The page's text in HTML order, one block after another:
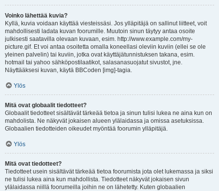
Voinko lähettää kuvia?
Kyllä, kuvia voidaan käyttää viesteissäsi. Jos ylläpitäjä on sallinut liitteet, voit
mahdollisesti ladata kuvan foorumille. Muutoin sinun täytyy antaa osoite
julkisesti saatavilla olevaan kuvaan, esim. http://www.example.com/my-
picture.gif. Et voi antaa osoitetta omalla koneellasi oleviin kuviin (ellei se ole
yleinen palvelin) tai kuviin, jotka ovat käyttäjätunnistuksen takana, esim.
hotmail tai yahoo sähköpostilaatikot, salasanasuojatut sivustot, jne.
Näyttääksesi kuvan, käytä BBCoden [img]-tagia.
Ylös
Mitä ovat globaalit tiedotteet?
Globaalit tiedotteet sisältävät tärkeää tietoa ja sinun tulisi lukea ne aina kun on
mahdolista. Ne näkyvät jokaisen alueen ylälaidassa ja omissa asetuksissa.
Globaalien tiedotteiden oikeudet myöntää foorumin ylläpitäjä.
Ylös
Mitä ovat tiedotteet?
Tiedotteet usein sisältävät tärkeää tietoa foorumista jota olet lukemassa ja siksi
ne tulisi lukea aina kun mahdollista. Tiedotteet näkyvät jokaisen sivun
ylälaidassa niillä foorumeilla joihin ne on lähetetty. Kuten globaalien